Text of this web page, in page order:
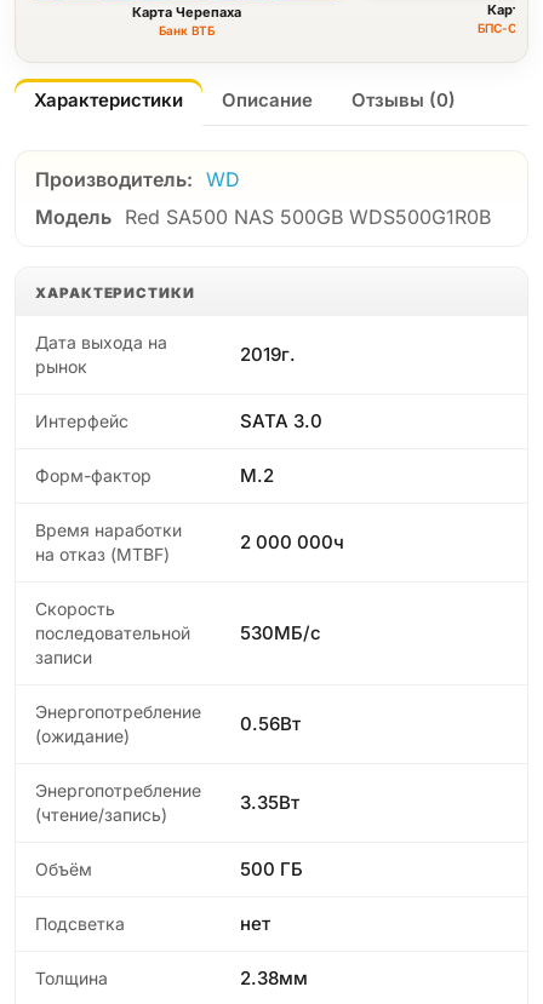
Карта Черепаха
Банк ВТБ
Карта
БПС-
Характеристики Описание Отзывы (0)
Производитель: WD
Модель Red SA500 NAS 500GB WDS500G1R0B
ХАРАКТЕРИСТИКИ
Дата выхода на
рынок
2019г.
Интерфейс SATA 3.0
Форм-фактор M.2
Время наработки
на отказ (МТBF)
2 000 000ч
Скорость
последовательной
записи
530МБ/с
Энергопотребление
(ожидание)
0.56Вт
Энергопотребление
(чтение/запись)
3.35Вт
Объём 500 ГБ
Подсветка нет
Толщина 2.38мм